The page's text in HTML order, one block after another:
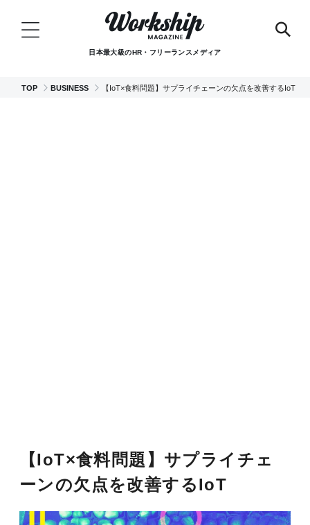
日本最大級のHR・フリーランスメディア
TOP BUSINESS 【IoT×食料問題】サプライチェーンの欠点を改善するIoT
【IoT×食料問題】サプライチェ
ーンの欠点を改善するIoT